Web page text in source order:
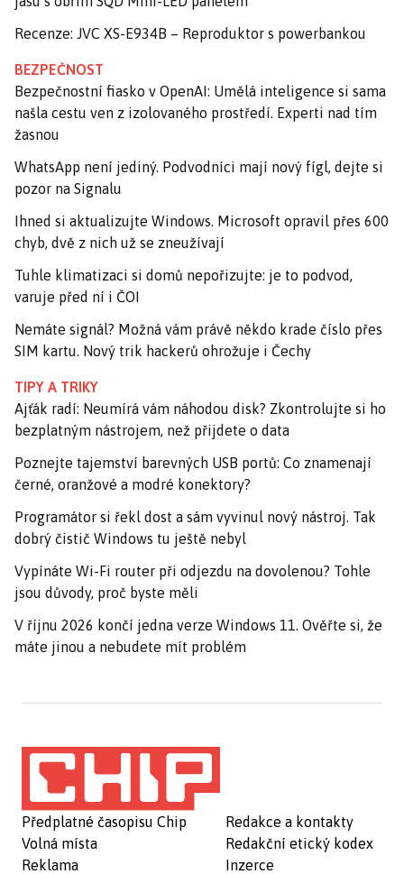
Recenze: JVC XS-E934B – Reproduktor s powerbankou
BEZPEČNOST
Bezpečnostní fiasko v OpenAI: Umělá inteligence si sama
našla cestu ven z izolovaného prostředí. Experti nad tím
žasnou
WhatsApp není jediný. Podvodníci mají nový fígl, dejte si
pozor na Signalu
Ihned si aktualizujte Windows. Microsoft opravil přes 600
chyb, dvě z nich už se zneužívají
Tuhle klimatizaci si domů nepořizujte: je to podvod,
varuje před ní i ČOI
Nemáte signál? Možná vám právě někdo krade číslo přes
SIM kartu. Nový trik hackerů ohrožuje i Čechy
TIPY A TRIKY
Ajťák radí: Neumírá vám náhodou disk? Zkontrolujte si ho
bezplatným nástrojem, než přijdete o data
Poznejte tajemství barevných USB portů: Co znamenají
černé, oranžové a modré konektory?
Programátor si řekl dost a sám vyvinul nový nástroj. Tak
dobrý čistič Windows tu ještě nebyl
Vypínáte Wi-Fi router při odjezdu na dovolenou? Tohle
jsou důvody, proč byste měli
V říjnu 2026 končí jedna verze Windows 11. Ověřte si, že
máte jinou a nebudete mít problém
Předplatné časopisu Chip
Volná místa
Reklama
Redakce a kontakty
Redakční etický kodex
Inzerce